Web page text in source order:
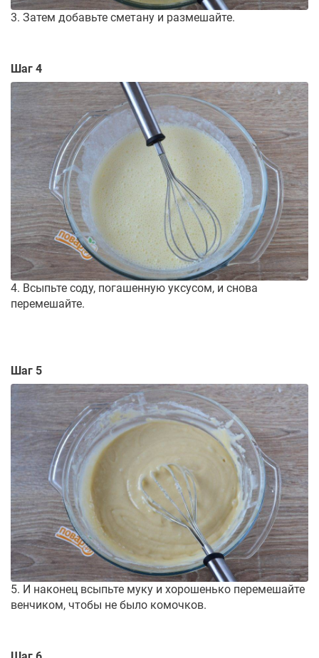
3. Затем добавьте сметану и размешайте.
Шаг 4
4. Всыпьте соду, погашенную уксусом, и снова
перемешайте.
Шаг 5
5. И наконец всыпьте муку и хорошенько перемешайте
венчиком, чтобы не было комочков.